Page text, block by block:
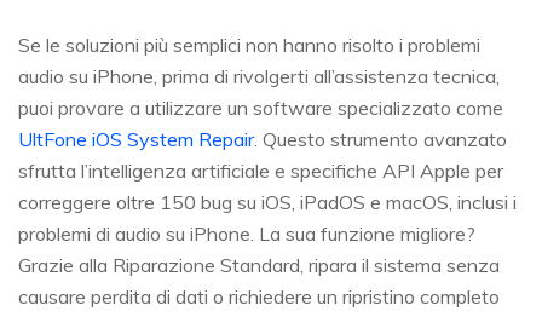
Se le soluzioni più semplici non hanno risolto i problemi
audio su iPhone, prima di rivolgerti all’assistenza tecnica,
puoi provare a utilizzare un software specializzato come
UltFone iOS System Repair. Questo strumento avanzato
sfrutta l’intelligenza artificiale e specifiche API Apple per
correggere oltre 150 bug su iOS, iPadOS e macOS, inclusi i
problemi di audio su iPhone. La sua funzione migliore?
Grazie alla Riparazione Standard, ripara il sistema senza
causare perdita di dati o richiedere un ripristino completo